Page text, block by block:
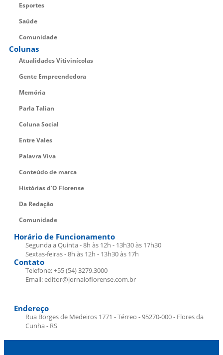
Esportes
Saúde
Comunidade
Colunas
Atualidades Vitivinícolas
Gente Empreendedora
Memória
Parla Talian
Coluna Social
Entre Vales
Palavra Viva
Conteúdo de marca
Histórias d’O Florense
Da Redação
Comunidade
Horário de Funcionamento
Segunda a Quinta - 8h às 12h - 13h30 às 17h30
Sextas-feiras - 8h às 12h - 13h30 às 17h
Contato
Telefone: +55 (54) 3279.3000
Email: editor@jornaloflorense.com.br
Endereço
Rua Borges de Medeiros 1771 - Térreo - 95270-000 - Flores da
Cunha - RS